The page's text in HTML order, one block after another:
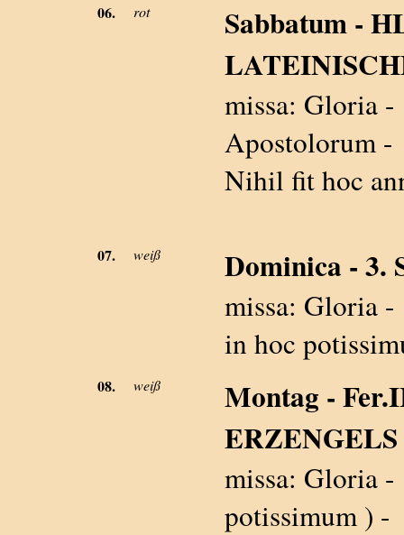
06. rot
Sabbatum -
missa: Gloria -
Apostolorum -
Nihil fit hoc
07. weiß Dominica - 3.
missa: Gloria -
in hoc
08. weiß
Montag -
missa: Gloria -
potissimum ) -